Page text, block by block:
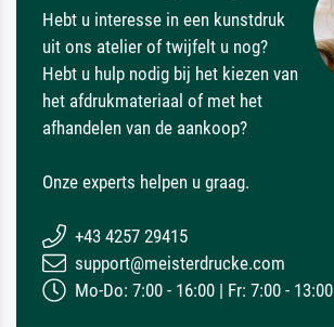
Hebt u interesse in een kunstdruk
uit ons atelier of twijfelt u nog?
Hebt u hulp nodig bij het kiezen van
het afdrukmateriaal of met het
afhandelen van de aankoop?
Onze experts helpen u graag.
+43 4257 29415
support@meisterdrucke.com
Mo-Do: 7:00 - 16:00 | Fr: 7:00 - 13:00